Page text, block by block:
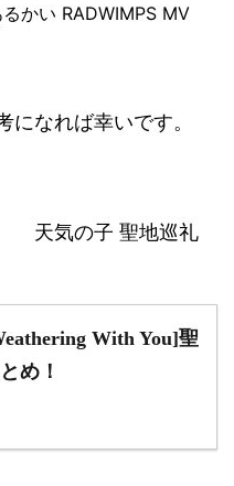
かい RADWIMPS MV
になれば幸いです。
天気の子 聖地巡礼
With You]聖
め！